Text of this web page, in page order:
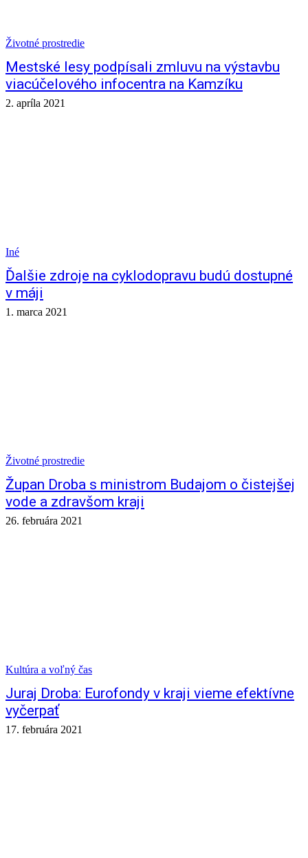
Životné prostredie
Mestské lesy podpísali zmluvu na výstavbu
viacúčelového infocentra na Kamzíku
2. apríla 2021
Iné
Ďalšie zdroje na cyklodopravu budú dostupné
v máji
1. marca 2021
Životné prostredie
Župan Droba s ministrom Budajom o čistejšej
vode a zdravšom kraji
26. februára 2021
Kultúra a voľný čas
Juraj Droba: Eurofondy v kraji vieme efektívne
vyčerpať
17. februára 2021